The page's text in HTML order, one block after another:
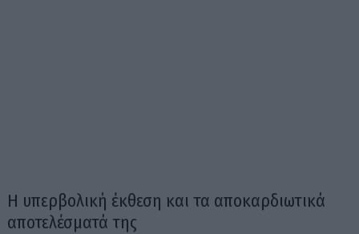
Η υπερβολική έκθεση και τα αποκαρδιωτικά
αποτελέσματά της